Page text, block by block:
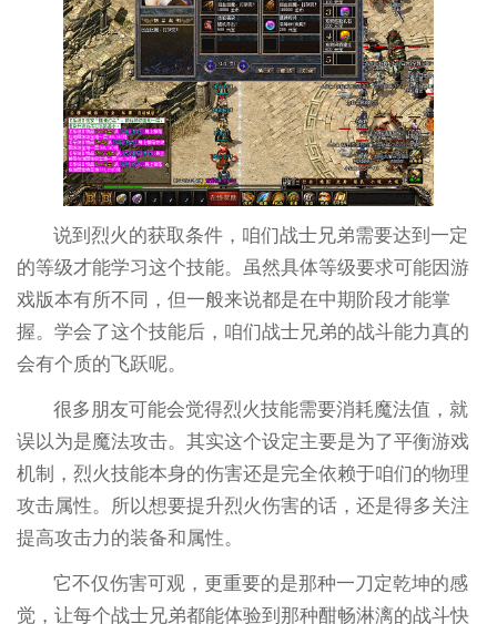
说到烈火的获取条件，咱们战士兄弟需要达到一定
的等级才能学习这个技能。虽然具体等级要求可能因游
戏版本有所不同，但一般来说都是在中期阶段才能掌
握。学会了这个技能后，咱们战士兄弟的战斗能力真的
会有个质的飞跃呢。
很多朋友可能会觉得烈火技能需要消耗魔法值，就
误以为是魔法攻击。其实这个设定主要是为了平衡游戏
机制，烈火技能本身的伤害还是完全依赖于咱们的物理
攻击属性。所以想要提升烈火伤害的话，还是得多关注
提高攻击力的装备和属性。
它不仅伤害可观，更重要的是那种一刀定乾坤的感
觉，让每个战士兄弟都能体验到那种酣畅淋漓的战斗快